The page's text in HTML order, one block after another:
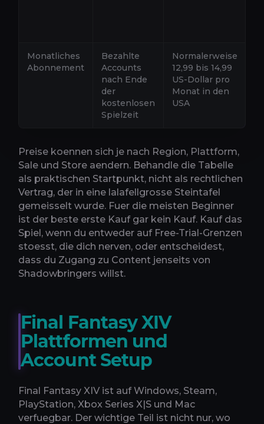
Monatliches
Abonnement
Bezahlte
Accounts
nach Ende
der
kostenlosen
Spielzeit
Normalerweise
12,99 bis 14,99
US-Dollar pro
Monat in den
USA
Preise koennen sich je nach Region, Plattform,
Sale und Store aendern. Behandle die Tabelle
als praktischen Startpunkt, nicht als rechtlichen
Vertrag, der in eine lalafellgrosse Steintafel
gemeisselt wurde. Fuer die meisten Beginner
ist der beste erste Kauf gar kein Kauf. Kauf das
Spiel, wenn du entweder auf Free-Trial-Grenzen
stoesst, die dich nerven, oder entscheidest,
dass du Zugang zu Content jenseits von
Shadowbringers willst.
Final Fantasy XIV
Plattformen und
Account Setup
Final Fantasy XIV ist auf Windows, Steam,
PlayStation, Xbox Series X|S und Mac
verfuegbar. Der wichtige Teil ist nicht nur, wo